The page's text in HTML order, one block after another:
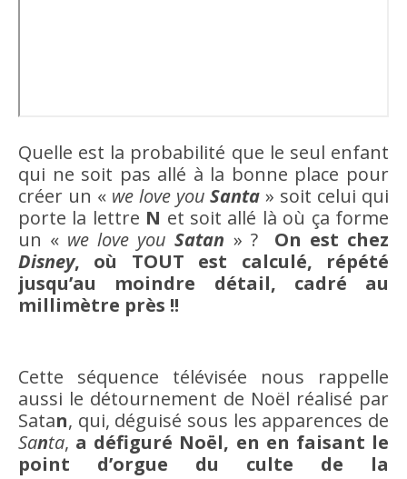
Quelle est la probabilité que le seul enfant
qui ne soit pas allé à la bonne place pour
créer un « we love youSanta » soit celui qui
porte la lettre N et soit allé là où ça forme
un « we love youSatan » ? On est chez
Disney, où TOUT est calculé, répété
jusqu’au moindre détail, cadré au
millimètre près !!
Cette séquence télévisée nous rappelle
aussi le détournement de Noël réalisé par
Satan, qui, déguisé sous les apparences de
Santa, a défiguré Noël, en en faisant le
point d’orgue du culte de la